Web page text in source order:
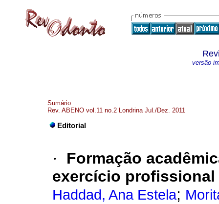
versão
Sumário
Rev. ABENO vol.11 no.2 Londrina Jul./Dez. 2011
Editorial
·
Formação
exercício
Haddad, Ana Estela;